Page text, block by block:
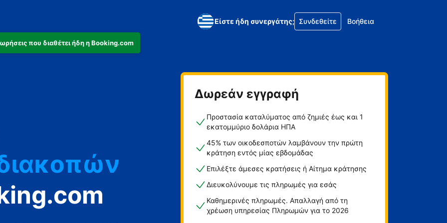
που διαθέτει ήδη η Booking.com
Είστε ήδη συνεργάτης; Συνδεθείτε Βοήθεια
Δωρεάν εγγραφή
Προστασία καταλύματος από ζημιές έως και 1
εκατομμύριο δολάρια ΗΠΑ
45% των οικοδεσποτών λαμβάνουν την πρώτη
κράτηση εντός μίας εβδομάδας
Επιλέξτε άμεσες κρατήσεις ή Αίτημα κράτησης
Διευκολύνουμε τις πληρωμές για εσάς
Καθημερινές πληρωμές. Απαλλαγή από τη
χρέωση υπηρεσίας Πληρωμών για το 2026